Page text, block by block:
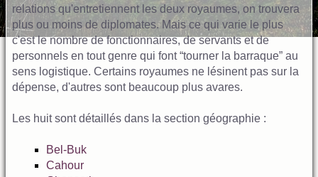
relations qu'entretiennent les deux royaumes, on trouvera
plus ou moins de diplomates. Mais ce qui varie le plus
c'est le nombre de fonctionnaires, de servants et de
personnels en tout genre qui font “tourner la barraque” au
sens logistique. Certains royaumes ne lésinent pas sur la
dépense, d'autres sont beaucoup plus avares.
Les huit sont détaillés dans la section géographie :
Bel-Buk
Cahour